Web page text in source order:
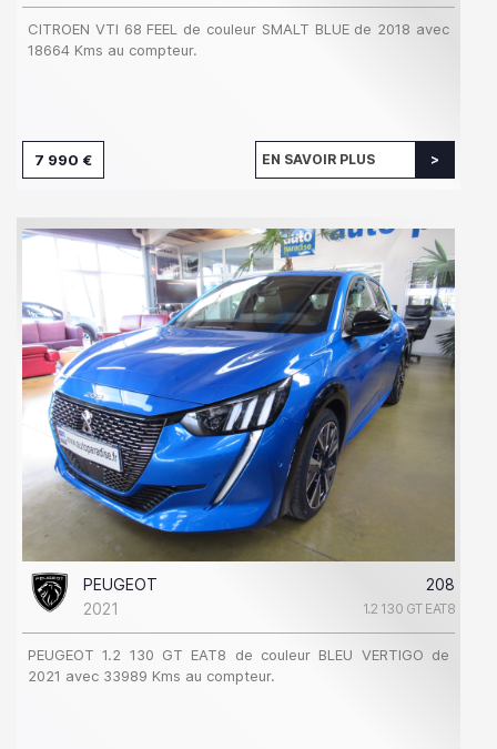
CITROEN VTI 68 FEEL de couleur SMALT BLUE de 2018 avec
18664 Kms au compteur.
7 990 € EN SAVOIR PLUS
PEUGEOT
208
2021
1.2 130 GT EAT8
PEUGEOT 1.2 130 GT EAT8 de couleur BLEU VERTIGO de
2021 avec 33989 Kms au compteur.